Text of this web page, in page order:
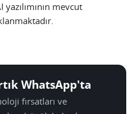
yazılımının mevcut
WhatsApp'ta
fırsatları ve